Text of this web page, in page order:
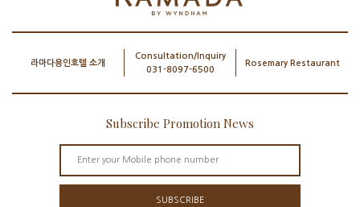
라마다용인호텔 소개
Consultation/Inquiry
031-8097-6500
Rosemary Restaurant
Subscribe Promotion News
SUBSCRIBE